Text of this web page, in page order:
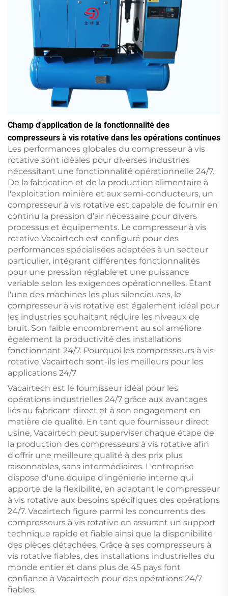
Champ d'application de la fonctionnalité des
compresseurs à vis rotative dans les opérations continues
Les performances globales du compresseur à vis
rotative sont idéales pour diverses industries
nécessitant une fonctionnalité opérationnelle 24/7.
De la fabrication et de la production alimentaire à
l'exploitation minière et aux semi-conducteurs, un
compresseur à vis rotative est capable de fournir en
continu la pression d'air nécessaire pour divers
processus et équipements. Le compresseur à vis
rotative Vacairtech est configuré pour des
performances spécialisées adaptées à un secteur
particulier, intégrant différentes fonctionnalités
pour une pression réglable et une puissance
variable selon les exigences opérationnelles. Étant
l'une des machines les plus silencieuses, le
compresseur à vis rotative est également idéal pour
les industries souhaitant réduire les niveaux de
bruit. Son faible encombrement au sol améliore
également la productivité des installations
fonctionnant 24/7. Pourquoi les compresseurs à vis
rotative Vacairtech sont-ils les meilleurs pour les
applications 24/7
Vacairtech est le fournisseur idéal pour les
opérations industrielles 24/7 grâce aux avantages
liés au fabricant direct et à son engagement en
matière de qualité. En tant que fournisseur direct
usine, Vacairtech peut superviser chaque étape de
la production des compresseurs à vis rotative afin
d'offrir une meilleure qualité à des prix plus
raisonnables, sans intermédiaires. L'entreprise
dispose d'une équipe d'ingénierie interne qui
apporte de la flexibilité, en adaptant le compresseur
à vis rotative aux besoins spécifiques des opérations
24/7. Vacairtech figure parmi les concurrents des
compresseurs à vis rotative en assurant un support
technique rapide et fiable ainsi que la disponibilité
des pièces détachées. Grâce à ses compresseurs à
vis rotative fiables, des installations industrielles du
monde entier et dans plus de 45 pays font
confiance à Vacairtech pour des opérations 24/7
fiables.